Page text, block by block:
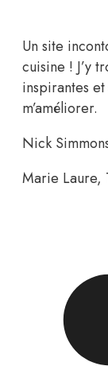
Un site
cuisine ! J’y
inspirantes
m’améliorer.
Nick
Marie Laure,